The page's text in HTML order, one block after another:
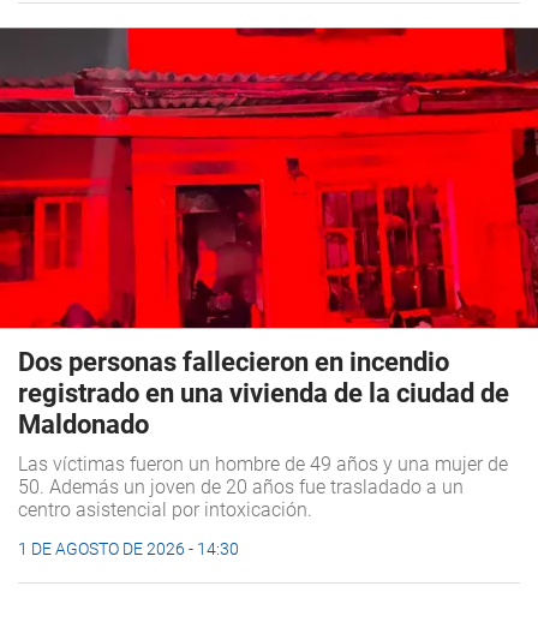
Dos personas fallecieron en incendio
registrado en una vivienda de la ciudad de
Maldonado
Las víctimas fueron un hombre de 49 años y una mujer de
50. Además un joven de 20 años fue trasladado a un
centro asistencial por intoxicación.
1 DE AGOSTO DE 2026 - 14:30